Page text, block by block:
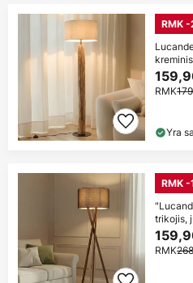
RMK
RMK
Yra
RMK
trikojis,
RMK